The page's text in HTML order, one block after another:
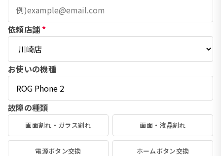
依頼店舗 *
お使いの機種
故障の種類
画面割れ・ガラス割れ 画面・液晶割れ
電源ボタン交換 ホームボタン交換